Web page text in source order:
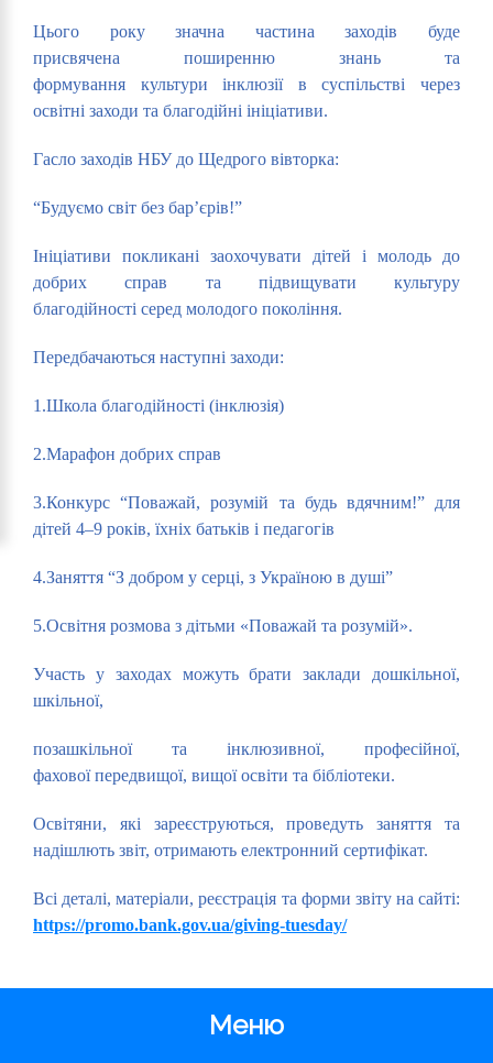
Цього року значна частина заходів буде
присвячена поширенню знань та
формування культури інклюзії в суспільстві через
освітні заходи та благодійні ініціативи.
Гасло заходів НБУ до Щедрого вівторка:
“Будуємо світ без бар’єрів!”
Ініціативи покликані заохочувати дітей і молодь до
добрих справ та підвищувати культуру
благодійності серед молодого покоління.
Передбачаються наступні заходи:
1.Школа благодійності (інклюзія)
2.Марафон добрих справ
3.Конкурс “Поважай, розумій та будь вдячним!” для
дітей 4–9 років, їхніх батьків і педагогів
4.Заняття “З добром у серці, з Україною в душі”
5.Освітня розмова з дітьми «Поважай та розумій».
Участь у заходах можуть брати заклади дошкільної,
шкільної,
позашкільної та інклюзивної, професійної,
фахової передвищої, вищої освіти та бібліотеки.
Освітяни, які зареєструються, проведуть заняття та
надішлють звіт, отримають електронний сертифікат.
Всі деталі, матеріали, реєстрація та форми звіту на сайті:
https://promo.bank.gov.ua/giving-tuesday/
Меню